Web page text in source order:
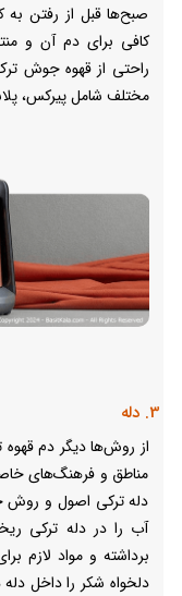
صبح‌ها قبل از رفتن به
کافی برای دم آن و
راحتی از قهوه جوش
مختلف شامل پیرکس،
3. دله
از روش‌ها دیگر دم قهوه
مناطق و فرهنگ‌های
دله ترکی اصول و روش
آب را در دله ترکی
برداشته و مواد لازم
دلخواه شکر را داخل